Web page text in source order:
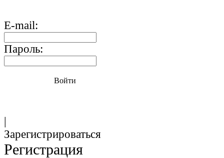
E-mail:
Пароль:
Войти
|
Зарегистрироваться
Регистрация